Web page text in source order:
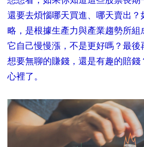
還要去煩惱哪天買進、哪天賣出？
略，是根據生產力與產業趨勢所組
它自己慢慢漲，不是更好嗎？最後
想要無聊的賺錢，還是有趣的賠
心裡了。